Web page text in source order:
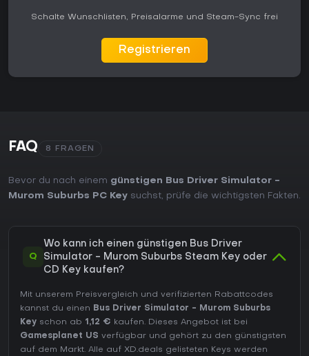
Schalte Wunschlisten, Preisalarme und Steam-Sync frei
Registrieren
FAQ 8 FRAGEN
Bevor du nach einem günstigen Bus Driver Simulator -
Murom Suburbs PC Key suchst, prüfe die wichtigsten Fakten.
Q
Wo kann ich einen günstigen Bus Driver
Simulator - Murom Suburbs Steam Key oder
CD Key kaufen?
Mit unserem Preisvergleich und verifizierten Rabattcodes
kannst du einen Bus Driver Simulator - Murom Suburbs
Key schon ab 1,12 € kaufen. Dieses Angebot ist bei
Gamesplanet US verfügbar und gehört zu den günstigsten
auf dem Markt. Alle auf XD.deals gelisteten Keys werden